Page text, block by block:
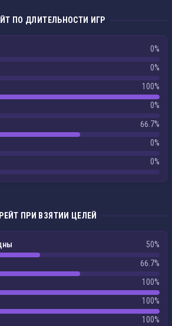
ПО ДЛИТЕЛЬНОСТИ ИГР
0%
0%
100%
0%
66.7%
0%
0%
ПРИ ВЗЯТИИ ЦЕЛЕЙ
50%
66.7%
100%
100%
100%